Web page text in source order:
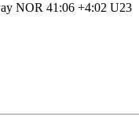
NOR 41:06 +4:02 U23